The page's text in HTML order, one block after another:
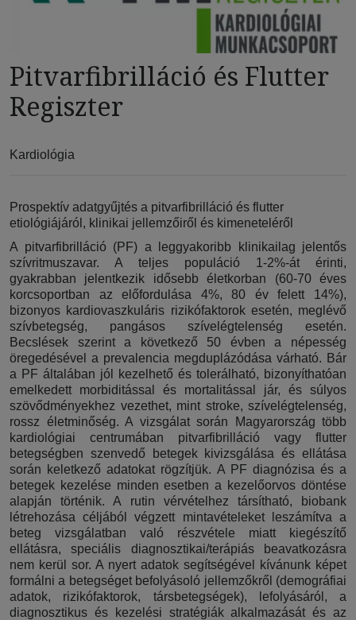
Pitvarfibrilláció és Flutter
Regiszter
Kardiológia
Prospektív adatgyűjtés a pitvarfibrilláció és flutter
etiológiájáról, klinikai jellemzőiről és kimeneteléről
A pitvarfibrilláció (PF) a leggyakoribb klinikailag jelentős
szívritmuszavar. A teljes populáció 1-2%-át érinti,
gyakrabban jelentkezik idősebb életkorban (60-70 éves
korcsoportban az előfordulása 4%, 80 év felett 14%),
bizonyos kardiovaszkuláris rizikófaktorok esetén, meglévő
szívbetegség, pangásos szívelégtelenség esetén.
Becslések szerint a következő 50 évben a népesség
öregedésével a prevalencia megduplázódása várható. Bár
a PF általában jól kezelhető és tolerálható, bizonyíthatóan
emelkedett morbiditással és mortalitással jár, és súlyos
szövődményekhez vezethet, mint stroke, szívelégtelenség,
rossz életminőség. A vizsgálat során Magyarország több
kardiológiai centrumában pitvarfibrilláció vagy flutter
betegségben szenvedő betegek kivizsgálása és ellátása
során keletkező adatokat rögzítjük. A PF diagnózisa és a
betegek kezelése minden esetben a kezelőorvos döntése
alapján történik. A rutin vérvételhez társítható, biobank
létrehozása céljából végzett mintavételeket leszámítva a
beteg vizsgálatban való részvétele miatt kiegészítő
ellátásra, speciális diagnosztikai/terápiás beavatkozásra
nem kerül sor. A nyert adatok segítségével kívánunk képet
formálni a betegséget befolyásoló jellemzőkről (demográfiai
adatok, rizikófaktorok, társbetegségek), lefolyásáról, a
diagnosztikus és kezelési stratégiák alkalmazását és az